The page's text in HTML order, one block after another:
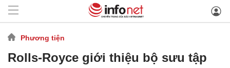
Phương tiện
Rolls-Royce giới thiệu bộ sưu tập